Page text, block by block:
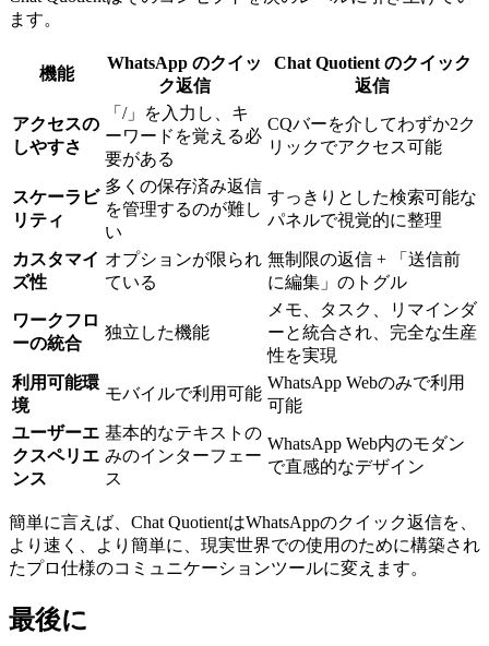
ます。
機能
WhatsApp のクイッ
ク返信
Chat Quotient のクイック
返信
アクセスの
しやすさ
「/」を入力し、キ
ーワードを覚える必
要がある
CQバーを介してわずか2ク
リックでアクセス可能
スケーラビ
リティ
多くの保存済み返信
を管理するのが難し
い
すっきりとした検索可能な
パネルで視覚的に整理
カスタマイ
ズ性
オプションが限られ
ている
無制限の返信 + 「送信前
に編集」のトグル
ワークフロ
ーの統合
独立した機能
メモ、タスク、リマインダ
ーと統合され、完全な生産
性を実現
利用可能環
境
モバイルで利用可能
WhatsApp Webのみで利用
可能
ユーザーエ
クスペリエ
ンス
基本的なテキストの
みのインターフェー
ス
WhatsApp Web内のモダン
で直感的なデザイン
簡単に言えば、Chat QuotientはWhatsAppのクイック返信を、
より速く、より簡単に、現実世界での使用のために構築され
たプロ仕様のコミュニケーションツールに変えます。
最後に